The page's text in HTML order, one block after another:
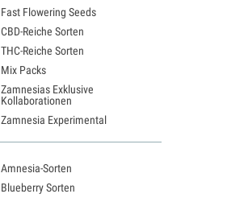
Fast Flowering Seeds
CBD-Reiche Sorten
THC-Reiche Sorten
Mix Packs
Zamnesias Exklusive
Kollaborationen
Zamnesia Experimental
Amnesia-Sorten
Blueberry Sorten